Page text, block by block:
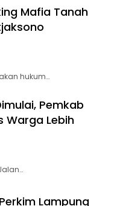
Mafia Tanah
hukum…
Pemkab
Warga Lebih
Lampung